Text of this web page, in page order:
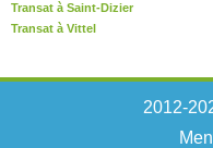
Transat à Saint-Dizier
Transat à Vittel
2012-